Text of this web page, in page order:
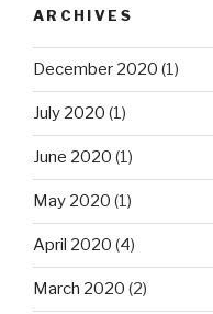
ARCHIVES
December 2020 (1)
July 2020 (1)
June 2020 (1)
May 2020 (1)
April 2020 (4)
March 2020 (2)